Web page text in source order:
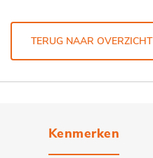
TERUG NAAR OVERZICHT
Kenmerken